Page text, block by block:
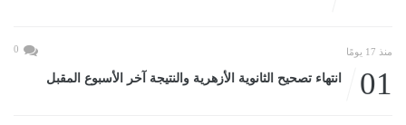
منذ 17 يومًا 0
01 انتهاء تصحيح الثانوية الأزهرية والنتيجة آخر الأسبوع المقبل